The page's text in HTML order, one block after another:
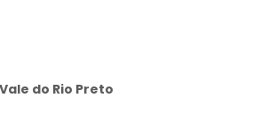
Vale do Rio Preto